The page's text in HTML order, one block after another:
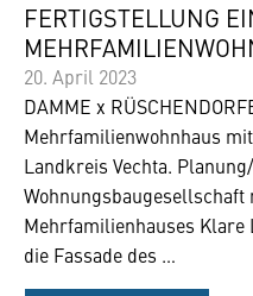
FERTIGSTELLUNG
20. April 2023
DAMME x
Mehrfamilienwohnhaus
Landkreis Vechta.
Wohnungsbaugesellschaft
Mehrfamilienhauses
die Fassade des …